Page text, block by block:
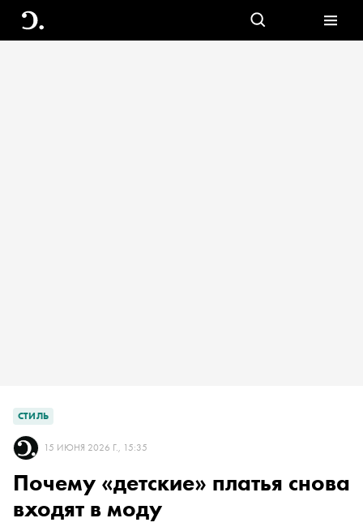
СТИЛЬ
15 ИЮНЯ 2026 Г., 15:35
Почему «детские» платья снова
входят в моду